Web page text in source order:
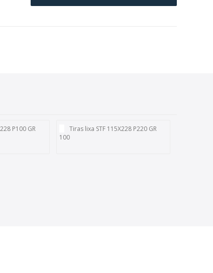
P100 GR
Tiras lixa STF 115X228 P220 GR
100